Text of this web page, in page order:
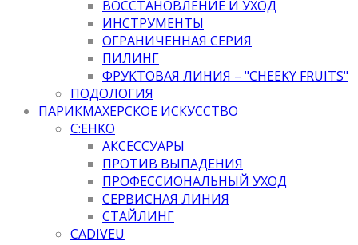
ВОССТАНОВЛЕНИЕ И УХОД
ИНСТРУМЕНТЫ
ОГРАНИЧЕННАЯ СЕРИЯ
ПИЛИНГ
ФРУКТОВАЯ ЛИНИЯ – "CHEEKY FRUITS"
ПОДОЛОГИЯ
ПАРИКМАХЕРСКОЕ ИСКУССТВО
C:EHKO
АКСЕССУАРЫ
ПРОТИВ ВЫПАДЕНИЯ
ПРОФЕССИОНАЛЬНЫЙ УХОД
СЕРВИСНАЯ ЛИНИЯ
СТАЙЛИНГ
CADIVEU